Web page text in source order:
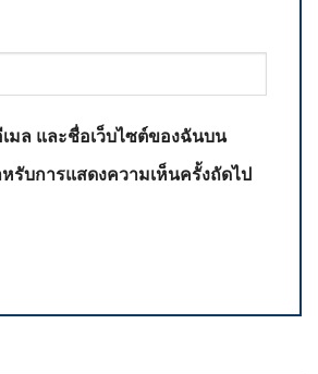
มล และชื่อเว็บไซต์ของฉันบน
หรับการแสดงความเห็นครั้งถัดไป